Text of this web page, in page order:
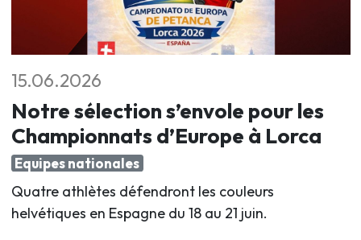
15.06.2026
Notre sélection s’envole pour les
Championnats d’Europe à Lorca
Equipes nationales
Quatre athlètes défendront les couleurs
helvétiques en Espagne du 18 au 21 juin.